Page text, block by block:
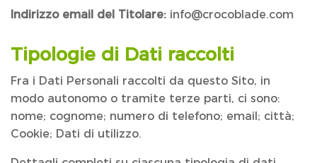
Indirizzo email del Titolare: info@crocoblade.com
Tipologie di Dati raccolti
Fra i Dati Personali raccolti da questo Sito, in
modo autonomo o tramite terze parti, ci sono:
nome; cognome; numero di telefono; email; città;
Cookie; Dati di utilizzo.